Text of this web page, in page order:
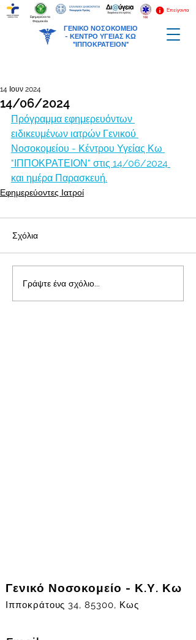
ΓΕΝΙΚΟ ΝΟΣΟΚΟΜΕΙΟ
- ΚΕΝΤΡΟ ΥΓΕΙΑΣ ΚΩ
"ΙΠΠΟΚΡΑΤΕΙΟΝ"
Επείγοντα
Εφημερεύοντα
Φαρμακεία
14/06/2024
14 Ιουν 2024
Πρόγραμμα εφημερευόντων
ειδικευμένων ιατρών Γενικού
Νοσοκομείου - Κέντρου Υγείας Κω
"ΙΠΠΟΚΡΑΤΕΙΟΝ" στις 14/06/2024
και ημέρα Παρασκευή.
Εφημερεύοντες Ιατροί
Σχόλια
Γράψτε ένα σχόλιο...
Γενικό Νοσοκομείο - Κ.Υ. Κω
Ιπποκράτους 34, 85300, Κως